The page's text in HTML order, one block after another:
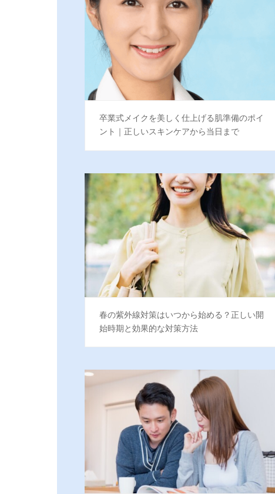
卒業式メイクを美しく仕上げる肌準備のポイ
ント｜正しいスキンケアから当日まで
春の紫外線対策はいつから始める？正しい開
始時期と効果的な対策方法